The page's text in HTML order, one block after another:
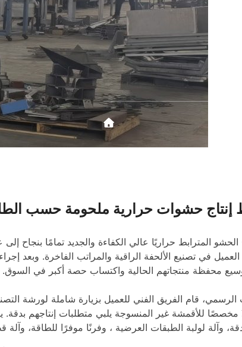
حشوات حرارية ملحومة حسب
في تصنيع الألحفة الراقية والمراتب الفاخرة. وبعد
محفظة منتجاتهم الحالية واكتساب حصة أكبر في السوق.
قام الفريق الفني للعميل بزيارة شاملة لورشة
مخصصًا للأقمشة غير المنسوجة يلبي متطلبات إنتاجهم بدقة.
وآلة لولبة الطبقات العرضية ، وفرنًا موفرًا للطاقة،